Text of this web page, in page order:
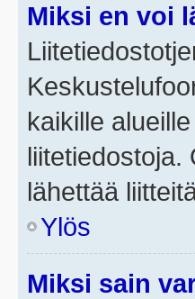
Miksi en voi
kaikille
liitetiedostoja.
lähettää
Ylös
Miksi sain